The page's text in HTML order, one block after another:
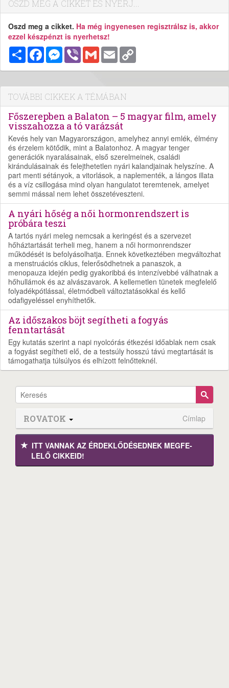
OSZD MEG A CIKKET ÉS NYERJ...
Oszd meg a cikket. Ha még ingyenesen regisztrálsz is, akkor
ezzel készpénzt is nyerhetsz!
MegosztásFacebookMessenger
Viber Gmail Email
TOVÁBBI CIKKEK A TÉMÁBAN
Főszerepben a Balaton – 5 magyar film, amely
visszahozza a tó varázsát
Kevés hely van Magyarországon, amelyhez annyi emlék, élmény
és érzelem kötődik, mint a Balatonhoz. A magyar tenger
generációk nyaralásainak, első szerelmeinek, családi
kirándulásainak és felejthetetlen nyári kalandjainak helyszíne. A
part menti sétányok, a vitorlások, a naplementék, a lángos illata
és a víz csillogása mind olyan hangulatot teremtenek, amelyet
semmi mással nem lehet összetéveszteni.
A nyári hőség a női hormonrendszert is
próbára teszi
A tartós nyári meleg nemcsak a keringést és a szervezet
hőháztartását terheli meg, hanem a női hormonrendszer
működését is befolyásolhatja. Ennek következtében megváltozhat
a menstruációs ciklus, felerősödhetnek a panaszok, a
menopauza idején pedig gyakoribbá és intenzívebbé válhatnak a
hőhullámok és az alvászavarok. A kellemetlen tünetek megfelelő
folyadékpótlással, életmódbeli változtatásokkal és kellő
odafigyeléssel enyhíthetők.
Az időszakos böjt segítheti a fogyás
fenntartását
Egy kutatás szerint a napi nyolcórás étkezési időablak nem csak
a fogyást segítheti elő, de a testsúly hosszú távú megtartását is
támogathatja túlsúlyos és elhízott felnőtteknél.
ROVATOK Címlap
ITT VANNAK AZ ÉRDEK­LŐDÉ­SEDNEK MEGFE­
LELŐ CIKKEID!